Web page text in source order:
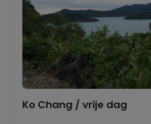
Ko Chang / vrije dag